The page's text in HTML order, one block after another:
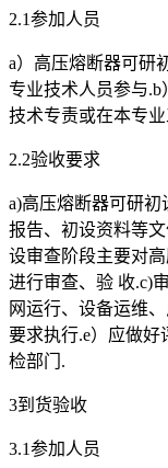
2.1参加人员
a）高压熔断器可研
专业技术人员参与
技术专责或在本专
2.2验收要求
a)高压熔断器可研
报告、初设资料等
设审查阶段主要对
进行审查、验 收.c)
网运行、设备运维
要求执行.e）应做
检部门.
3到货验收
3.1参加人员